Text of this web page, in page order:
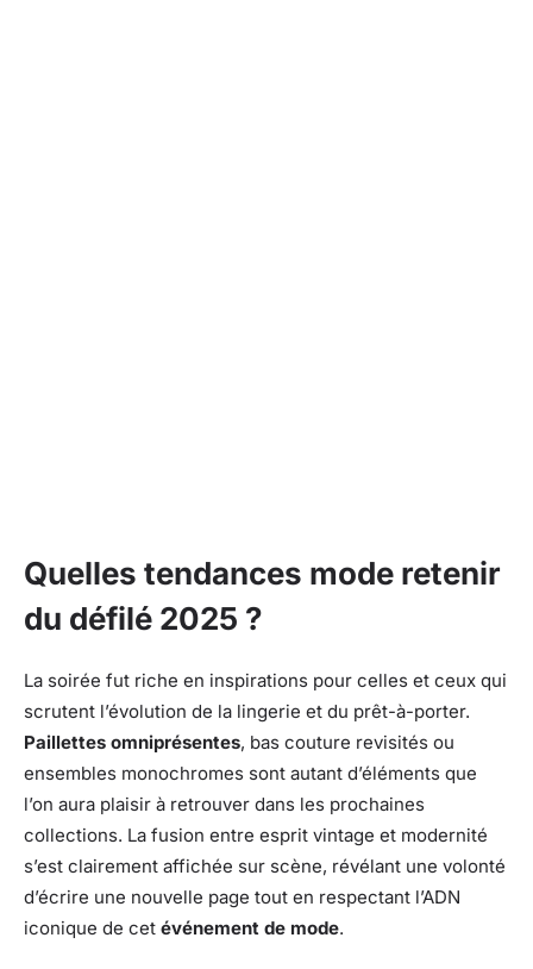
Quelles tendances mode retenir
du défilé 2025 ?
La soirée fut riche en inspirations pour celles et ceux qui
scrutent l’évolution de la lingerie et du prêt-à-porter.
Paillettes omniprésentes, bas couture revisités ou
ensembles monochromes sont autant d’éléments que
l’on aura plaisir à retrouver dans les prochaines
collections. La fusion entre esprit vintage et modernité
s’est clairement affichée sur scène, révélant une volonté
d’écrire une nouvelle page tout en respectant l’ADN
iconique de cet événement de mode.